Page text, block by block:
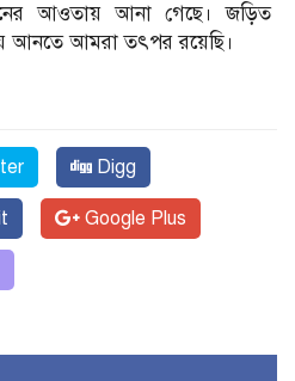
আওতায় আনা গেছে। জড়িত
আনতে আমরা তৎপর রয়েছি।
Digg
Google Plus